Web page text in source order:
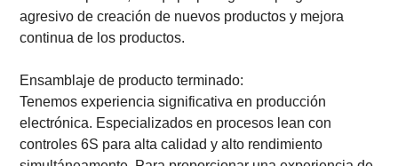
agresivo de creación de nuevos productos y mejora
continua de los productos.
Ensamblaje de producto terminado:
Tenemos experiencia significativa en producción
electrónica. Especializados en procesos lean con
controles 6S para alta calidad y alto rendimiento